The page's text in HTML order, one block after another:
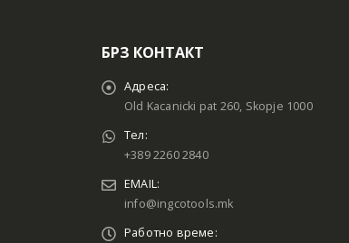
БРЗ КОНТАКТ
Адреса:
Old Kacanicki pat 260, Skopje 1000
Тел:
+389 2260 2840
EMAIL:
info@ingcotools.mk
Работно време: